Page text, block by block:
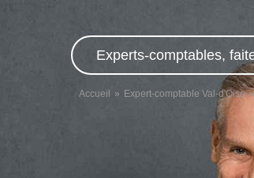
Experts-comptables,
Accueil Expert-comptable Val-d'Oise